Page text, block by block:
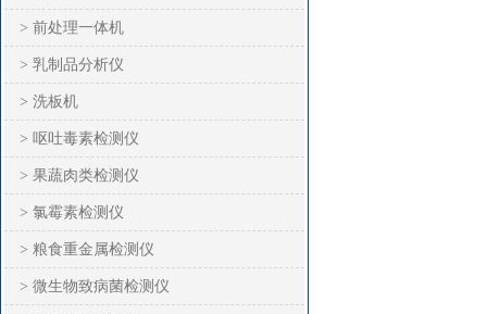
> 前处理一体机
> 乳制品分析仪
> 洗板机
> 呕吐毒素检测仪
> 果蔬肉类检测仪
> 氯霉素检测仪
> 粮食重金属检测仪
> 微生物致病菌检测仪